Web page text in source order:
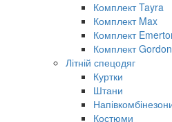
Комплект Tayra
Комплект Max
Комплект
Комплект Gordon
Літній спецодяг
Куртки
Штани
Костюми